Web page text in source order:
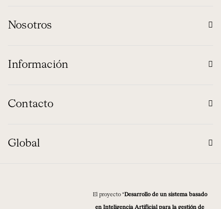
Nosotros
Información
Contacto
Global
El proyecto “Desarrollo de un sistema basado
en Inteligencia Artificial para la gestión de